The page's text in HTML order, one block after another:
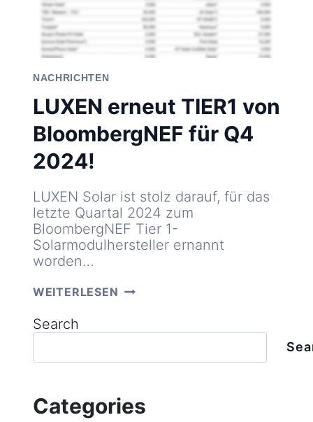
NACHRICHTEN
LUXEN erneut TIER1 von
BloombergNEF für Q4
2024!
LUXEN Solar ist stolz darauf, für das
letzte Quartal 2024 zum
BloombergNEF Tier 1-
Solarmodulhersteller ernannt
worden…
WEITERLESEN LUXEN
Q4
Search
Categories